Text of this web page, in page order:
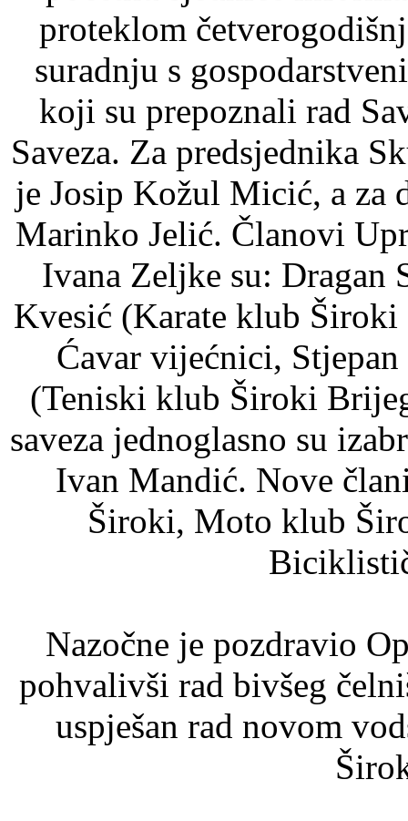
proteklom
suradnju s
koji su prepoznali rad
Saveza. Za predsjednika
je Josip Kožul Micić, a za
Marinko Jelić. Članovi
Ivana Zeljke su:
Kvesić (Karate klub
Ćavar vijećnici,
(Teniski klub Široki
saveza jednoglasno su
Ivan Mandić. Nove
Široki, Moto klub
Nazočne je pozdravio
pohvalivši rad bivšeg
uspješan rad novom